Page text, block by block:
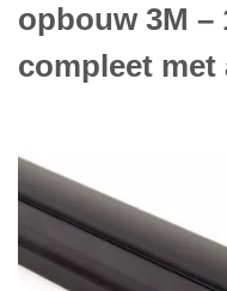
opbouw 3M –
compleet met